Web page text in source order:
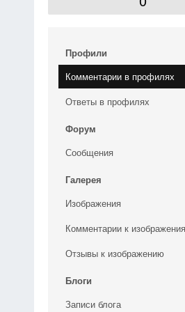
Профили
Комментарии в профилях
Ответы в профилях
Форум
Сообщения
Галерея
Изображения
Комментарии к
Отзывы к изображению
Блоги
Записи блога